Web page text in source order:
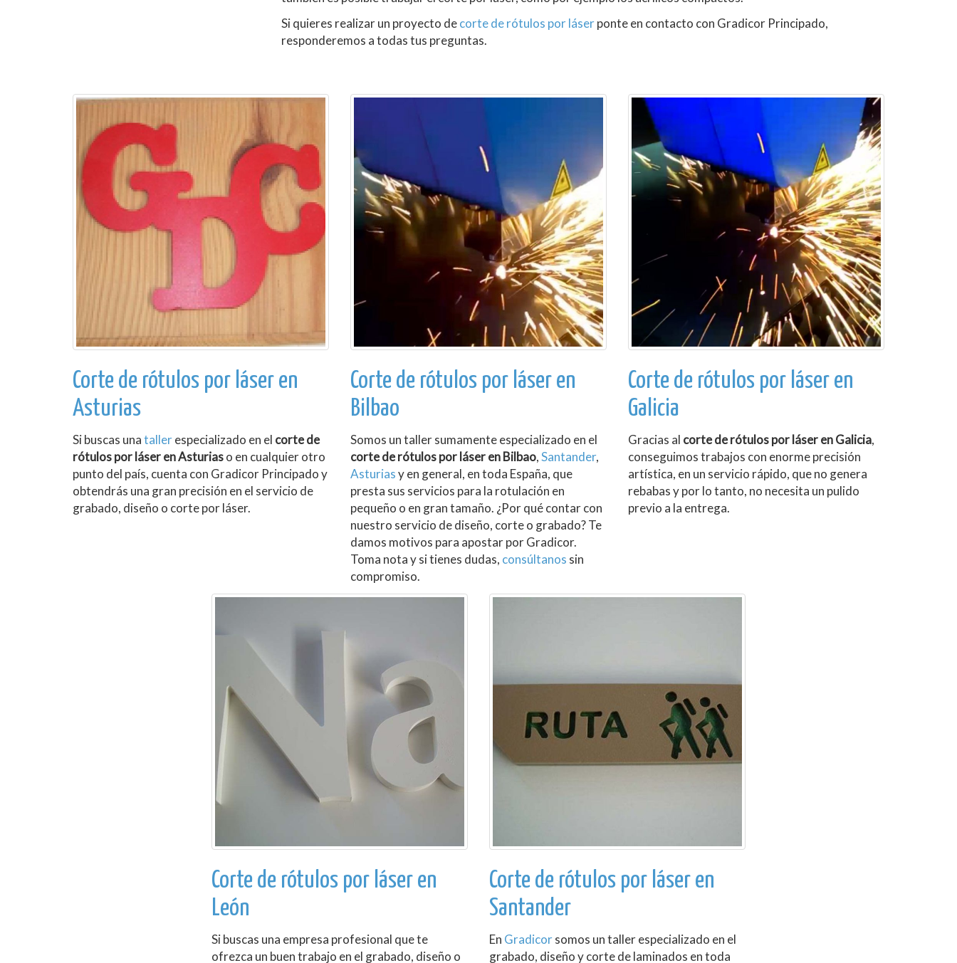
Si quieres realizar un proyecto decorte de rótulos por láserponte en contacto con Gradicor Principado,
responderemos a todas tus preguntas.
Corte de rótulos por láser en
Asturias
Si buscas unatallerespecializado en el corte de
rótulos por láser en Asturiaso en cualquier otro
punto del país, cuenta con Gradicor Principado y
obtendrás una gran precisión en el servicio de
grabado, diseño o corte por láser.
Corte de rótulos por láser en
Bilbao
Somos un taller sumamente especializado en el
corte de rótulos por láser en Bilbao,Santander,
Asturiasy en general, en toda España, que
presta sus servicios para la rotulación en
pequeño o en gran tamaño. ¿Por qué contar con
nuestro servicio de diseño, corte o grabado? Te
damos motivos para apostar por Gradicor.
Toma nota y si tienes dudas, consúltanos sin
compromiso.
Corte de rótulos por láser en
Galicia
Gracias al corte de rótulos por láser en Galicia,
conseguimos trabajos con enorme precisión
artística, en un servicio rápido, que no genera
rebabas y por lo tanto, no necesita un pulido
previo a la entrega.
Corte de rótulos por láser en
León
Si buscas una empresa profesional que te
ofrezca un buen trabajo en el grabado, diseño o
Corte de rótulos por láser en
Santander
En Gradicorsomos un taller especializado en el
grabado, diseño y corte de laminados en toda